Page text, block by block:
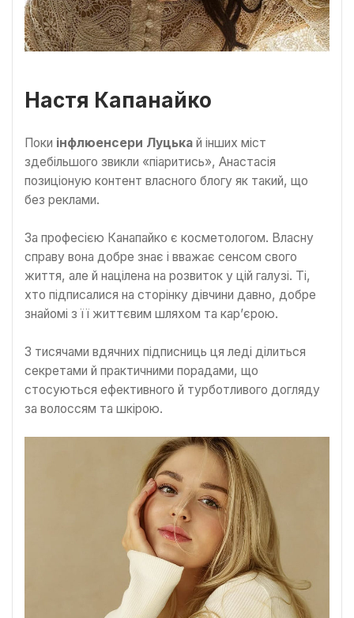
Настя Капанайко
Поки інфлюенсери Луцька й інших міст
здебільшого звикли «піаритись», Анастасія
позиціоную контент власного блогу як такий, що
без реклами.
За професією Канапайко є косметологом. Власну
справу вона добре знає і вважає сенсом свого
життя, але й націлена на розвиток у цій галузі. Ті,
хто підписалися на сторінку дівчини давно, добре
знайомі з її життєвим шляхом та кар’єрою.
З тисячами вдячних підписниць ця леді ділиться
секретами й практичними порадами, що
стосуються ефективного й турботливого догляду
за волоссям та шкірою.